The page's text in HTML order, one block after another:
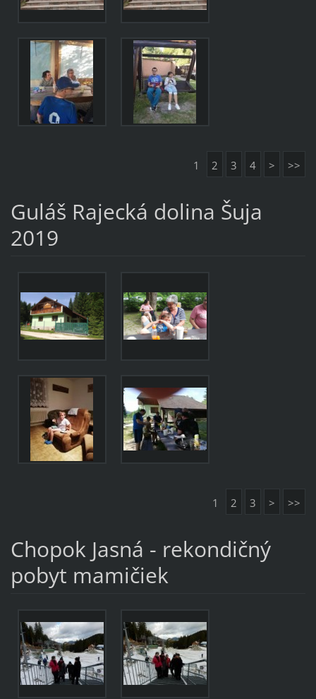
1 2 3 4 > >>
Guláš Rajecká dolina Šuja
2019
1 2 3 > >>
Chopok Jasná - rekondičný
pobyt mamičiek